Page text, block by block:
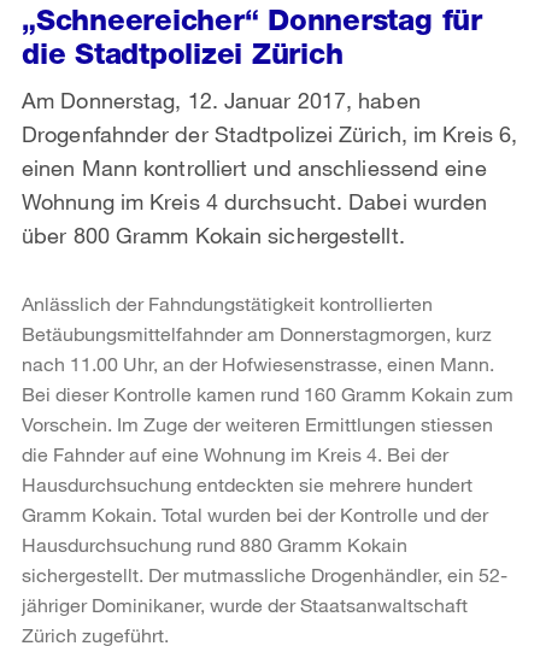
„Schneereicher“ Donnerstag für
die Stadtpolizei Zürich
Am Donnerstag, 12. Januar 2017, haben
Drogenfahnder der Stadtpolizei Zürich, im Kreis 6,
einen Mann kontrolliert und anschliessend eine
Wohnung im Kreis 4 durchsucht. Dabei wurden
über 800 Gramm Kokain sichergestellt.
Anlässlich der Fahndungstätigkeit kontrollierten
Betäubungsmittelfahnder am Donnerstagmorgen, kurz
nach 11.00 Uhr, an der Hofwiesenstrasse, einen Mann.
Bei dieser Kontrolle kamen rund 160 Gramm Kokain zum
Vorschein. Im Zuge der weiteren Ermittlungen stiessen
die Fahnder auf eine Wohnung im Kreis 4. Bei der
Hausdurchsuchung entdeckten sie mehrere hundert
Gramm Kokain. Total wurden bei der Kontrolle und der
Hausdurchsuchung rund 880 Gramm Kokain
sichergestellt. Der mutmassliche Drogenhändler, ein 52-
jähriger Dominikaner, wurde der Staatsanwaltschaft
Zürich zugeführt.